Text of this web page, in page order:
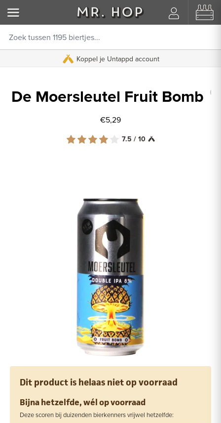
Koppel je Untappd account
De Moersleutel Fruit Bomb
€5,29
7.5 / 10
Dit product is helaas niet op voorraad
Bijna hetzelfde, wél op voorraad
Deze scoren bij duizenden bierkenners vrijwel hetzelfde: